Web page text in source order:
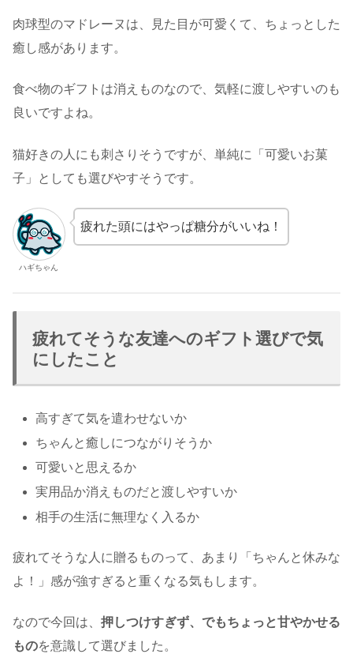
肉球型のマドレーヌは、見た目が可愛くて、ちょっとした
癒し感があります。
食べ物のギフトは消えものなので、気軽に渡しやすいのも
良いですよね。
猫好きの人にも刺さりそうですが、単純に「可愛いお菓
子」としても選びやすそうです。
ハギちゃん
疲れた頭にはやっぱ糖分がいいね！
疲れてそうな友達へのギフト選びで気
にしたこと
高すぎて気を遣わせないか
ちゃんと癒しにつながりそうか
可愛いと思えるか
実用品か消えものだと渡しやすいか
相手の生活に無理なく入るか
疲れてそうな人に贈るものって、あまり「ちゃんと休みな
よ！」感が強すぎると重くなる気もします。
なので今回は、 押しつけすぎず、でもちょっと甘やかせる
ものを意識して選びました。